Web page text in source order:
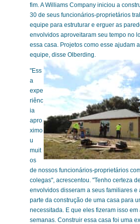
fim. A Williams Company iniciou a
30 de seus funcionários-proprietários
equipe para estruturar e erguer as
envolvidos aproveitaram seu tempo no
essa casa. Projetos como esse ajudam
equipe, disse Olberding.
"Ess
a
expe
riênc
ia
apro
ximo
u
muit
os
de nossos funcionários-proprietários
colegas", acrescentou. "Tenho certeza
envolvidos disseram a seus familiares e
parte da construção de uma casa para
necessitada. E que eles fizeram isso
semanas. Construir essa casa foi uma